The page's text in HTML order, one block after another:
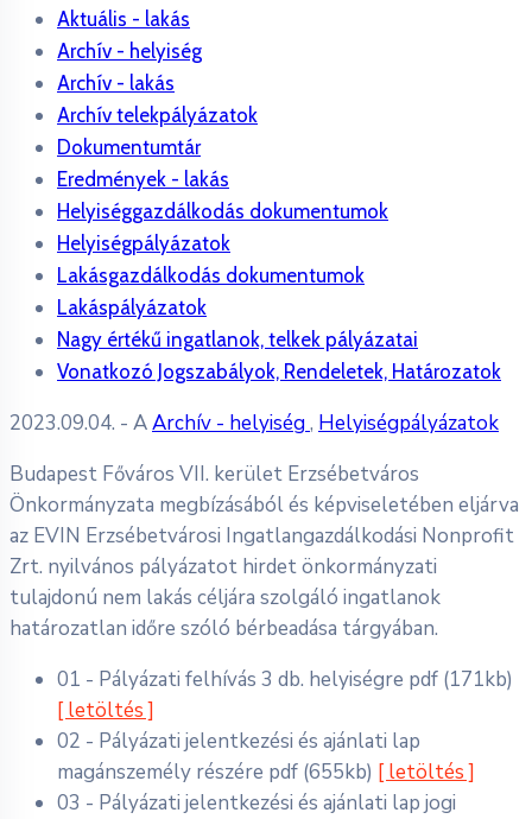
Aktuális - lakás
Archív - helyiség
Archív - lakás
Archív telekpályázatok
Dokumentumtár
Eredmények - lakás
Helyiséggazdálkodás dokumentumok
Helyiségpályázatok
Lakásgazdálkodás dokumentumok
Lakáspályázatok
Nagy értékű ingatlanok, telkek pályázatai
Vonatkozó Jogszabályok, Rendeletek, Határozatok
2023.09.04. - AArchív - helyiség, Helyiségpályázatok
Budapest Főváros VII. kerület Erzsébetváros
Önkormányzata megbízásából és képviseletében eljárva
az EVIN Erzsébetvárosi Ingatlangazdálkodási Nonprofit
Zrt. nyilvános pályázatot hirdet önkormányzati
tulajdonú nem lakás céljára szolgáló ingatlanok
határozatlan időre szóló bérbeadása tárgyában.
01 - Pályázati felhívás 3 db. helyiségre pdf (171kb)
[ letöltés ]
02 - Pályázati jelentkezési és ajánlati lap
magánszemély részére pdf (655kb) [ letöltés ]
03 - Pályázati jelentkezési és ajánlati lap jogi